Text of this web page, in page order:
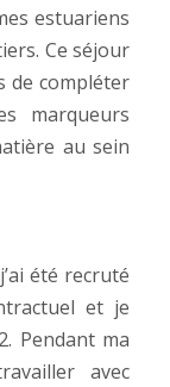
estuariens
Ce séjour
de compléter
marqueurs
au sein
été recruté
et je
Pendant ma
avec